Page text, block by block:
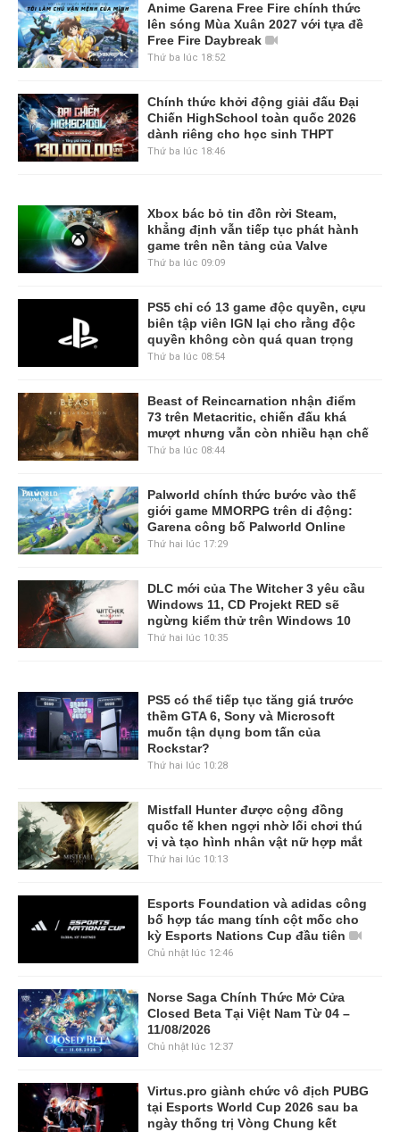
Anime Garena Free Fire chính thức
lên sóng Mùa Xuân 2027 với tựa đề
Free Fire Daybreak
Thứ ba lúc 18:52
Chính thức khởi động giải đấu Đại
Chiến HighSchool toàn quốc 2026
dành riêng cho học sinh THPT
Thứ ba lúc 18:46
Xbox bác bỏ tin đồn rời Steam,
khẳng định vẫn tiếp tục phát hành
game trên nền tảng của Valve
Thứ ba lúc 09:09
PS5 chỉ có 13 game độc quyền, cựu
biên tập viên IGN lại cho rằng độc
quyền không còn quá quan trọng
Thứ ba lúc 08:54
Beast of Reincarnation nhận điểm
73 trên Metacritic, chiến đấu khá
mượt nhưng vẫn còn nhiều hạn chế
Thứ ba lúc 08:44
Palworld chính thức bước vào thế
giới game MMORPG trên di động:
Garena công bố Palworld Online
Thứ hai lúc 17:29
DLC mới của The Witcher 3 yêu cầu
Windows 11, CD Projekt RED sẽ
ngừng kiểm thử trên Windows 10
Thứ hai lúc 10:35
PS5 có thể tiếp tục tăng giá trước
thềm GTA 6, Sony và Microsoft
muốn tận dụng bom tấn của
Rockstar?
Thứ hai lúc 10:28
Mistfall Hunter được cộng đồng
quốc tế khen ngợi nhờ lối chơi thú
vị và tạo hình nhân vật nữ hợp mắt
Thứ hai lúc 10:13
Esports Foundation và adidas công
bố hợp tác mang tính cột mốc cho
kỳ Esports Nations Cup đầu tiên
Chủ nhật lúc 12:46
Norse Saga Chính Thức Mở Cửa
Closed Beta Tại Việt Nam Từ 04 –
11/08/2026
Chủ nhật lúc 12:37
Virtus.pro giành chức vô địch PUBG
tại Esports World Cup 2026 sau ba
ngày thống trị Vòng Chung kết